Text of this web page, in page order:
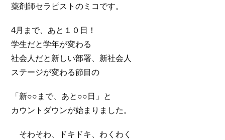
薬剤師セラピストのミコです。
4月まで、あと１０日！
学生だと学年が変わる
社会人だと新しい部署、新社会人
ステージが変わる節目の
「新○○まで、あと○○日」と
カウントダウンが始まりました。
そわそわ、ドキドキ、わくわく